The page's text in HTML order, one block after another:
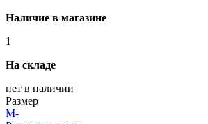
Наличие в магазине
1
На складе
нет в наличии
Размер
M-